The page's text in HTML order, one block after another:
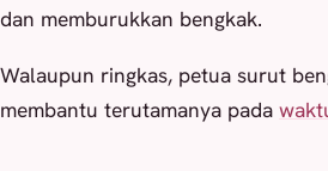
dan memburukkan bengkak.
Walaupun ringkas, petua surut
membantu terutamanya pada